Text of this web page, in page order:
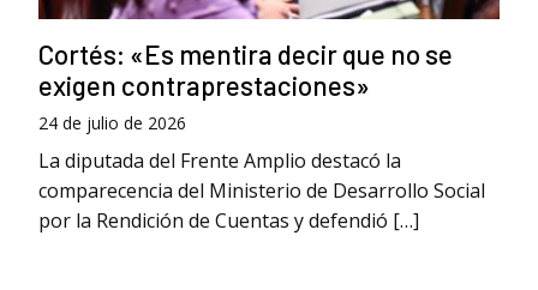
Cortés: «Es mentira decir que no se
exigen contraprestaciones»
24 de julio de 2026
La diputada del Frente Amplio destacó la
comparecencia del Ministerio de Desarrollo Social
por la Rendición de Cuentas y defendió […]